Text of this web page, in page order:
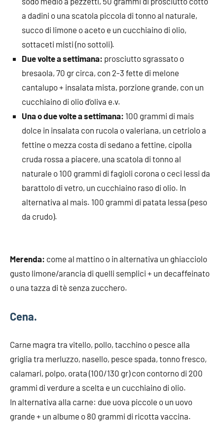
a dadini o una scatola piccola di tonno al naturale,
succo di limone o aceto e un cucchiaino di olio,
sottaceti misti (no sottoli).
Due volte a settimana: prosciutto sgrassato o
bresaola, 70 gr circa, con 2-3 fette di melone
cantalupo + insalata mista, porzione grande, con un
cucchiaino di olio d’oliva e.v.
Una o due volte a settimana: 100 grammi di mais
dolce in insalata con rucola o valeriana, un cetriolo a
fettine o mezza costa di sedano a fettine, cipolla
cruda rossa a piacere, una scatola di tonno al
naturale o 100 grammi di fagioli corona o ceci lessi da
barattolo di vetro, un cucchiaino raso di olio. In
alternativa al mais. 100 grammi di patata lessa (peso
da crudo).
Merenda: come al mattino o in alternativa un ghiacciolo
gusto limone/arancia di quelli semplici + un decaffeinato
o una tazza di tè senza zucchero.
Cena.
Carne magra tra vitello, pollo, tacchino o pesce alla
griglia tra merluzzo, nasello, pesce spada, tonno fresco,
calamari, polpo, orata (100/130 gr) con contorno di 200
grammi di verdure a scelta e un cucchiaino di olio.
In alternativa alla carne: due uova piccole o un uovo
grande + un albume o 80 grammi di ricotta vaccina.